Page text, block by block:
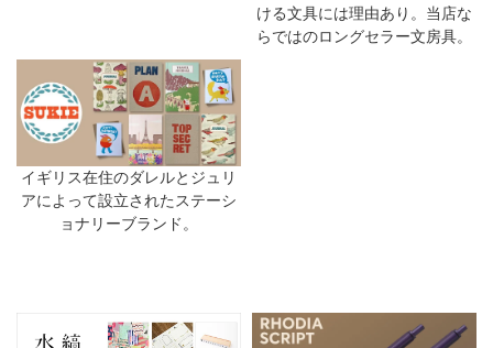
ける文具には理由あり。当店な
らではのロングセラー文房具。
イギリス在住のダレルとジュリ
アによって設立されたステーシ
ョナリーブランド。